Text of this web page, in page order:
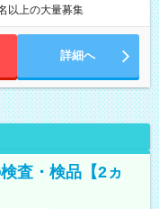
以上の大量募集
詳細へ
査・検品【2ヵ